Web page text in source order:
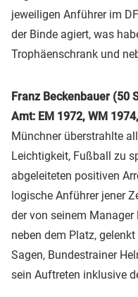
jeweiligen Anführer im
der Binde agiert, was
Trophäenschrank und
Franz Beckenbauer (50
Amt: EM 1972, WM
Münchner überstrahlte
Leichtigkeit, Fußball zu
abgeleiteten positiven
logische Anführer jener
der von seinem
neben dem Platz,
Sagen, Bundestrainer
sein Auftreten inklusive